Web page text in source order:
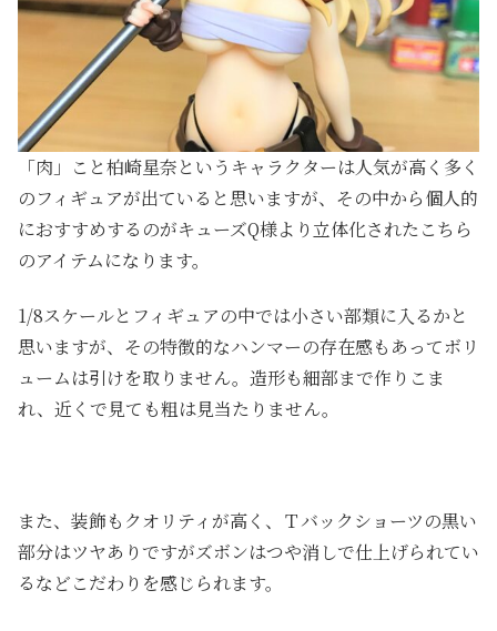
「肉」こと柏崎星奈というキャラクターは人気が高く多く
のフィギュアが出ていると思いますが、その中から個人的
におすすめするのがキューズQ様より立体化されたこちら
のアイテムになります。
1/8スケールとフィギュアの中では小さい部類に入るかと
思いますが、その特徴的なハンマーの存在感もあってボリ
ュームは引けを取りません。造形も細部まで作りこま
れ、近くで見ても粗は見当たりません。
また、装飾もクオリティが高く、Ｔバックショーツの黒い
部分はツヤありですがズボンはつや消しで仕上げられてい
るなどこだわりを感じられます。